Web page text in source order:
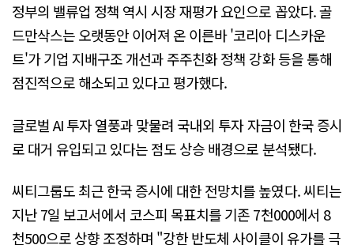
정부의 밸류업 정책 역시 시장 재평가 요인으로 꼽았다. 골
드만삭스는 오랫동안 이어져 온 이른바 '코리아 디스카운
트'가 기업 지배구조 개선과 주주친화 정책 강화 등을 통해
점진적으로 해소되고 있다고 평가했다.
글로벌 AI 투자 열풍과 맞물려 국내외 투자 자금이 한국 증시
로 대거 유입되고 있다는 점도 상승 배경으로 분석됐다.
씨티그룹도 최근 한국 증시에 대한 전망치를 높였다. 씨티는
지난 7일 보고서에서 코스피 목표치를 기존 7천000에서 8
천500으로 상향 조정하며 "강한 반도체 사이클이 유가를 극